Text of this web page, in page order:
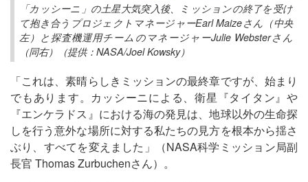
「カッシーニ」の土星大気突入後、ミッションの終了を受け
て抱き合うプロジェクトマネージャーEarl Maizeさん（中央
左）と探査機運用チームのマネージャーJulie Websterさん
（同右）（提供：NASA/Joel Kowsky）
「これは、素晴らしきミッションの最終章ですが、始まり
でもあります。カッシーニによる、衛星『タイタン』や
『エンケラドス』における海の発見は、地球以外の生命探
しを行う意外な場所に対する私たちの見方を根本から揺さ
ぶり、すべてを変えました」（NASA科学ミッション局副
長官 Thomas Zurbuchenさん）。